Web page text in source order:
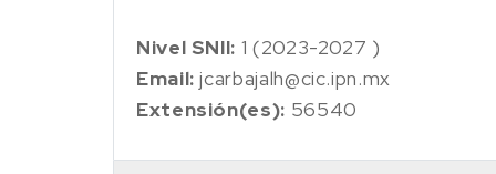
Nivel SNII: 1 (2023-2027 )
Email: jcarbajalh@cic.ipn.mx
Extensión(es): 56540